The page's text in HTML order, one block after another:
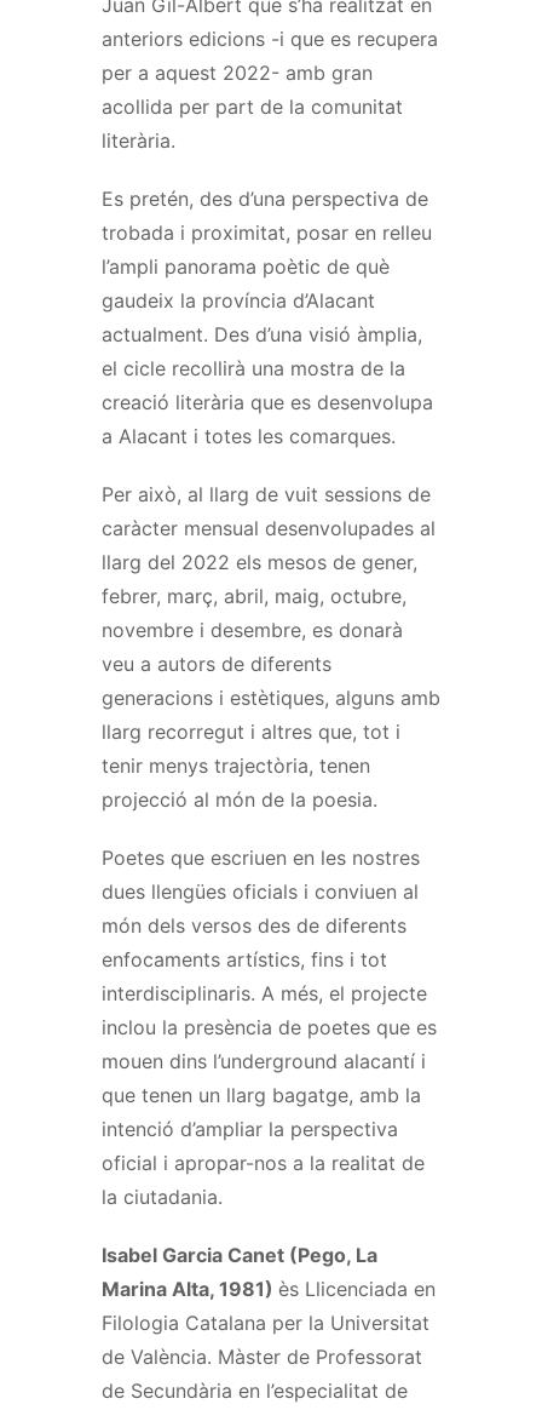
anteriors edicions -i que es recupera
per a aquest 2022- amb gran
acollida per part de la comunitat
literària.
Es pretén, des d’una perspectiva de
trobada i proximitat, posar en relleu
l’ampli panorama poètic de què
gaudeix la província d’Alacant
actualment. Des d’una visió àmplia,
el cicle recollirà una mostra de la
creació literària que es desenvolupa
a Alacant i totes les comarques.
Per això, al llarg de vuit sessions de
caràcter mensual desenvolupades al
llarg del 2022 els mesos de gener,
febrer, març, abril, maig, octubre,
novembre i desembre, es donarà
veu a autors de diferents
generacions i estètiques, alguns amb
llarg recorregut i altres que, tot i
tenir menys trajectòria, tenen
projecció al món de la poesia.
Poetes que escriuen en les nostres
dues llengües oficials i conviuen al
món dels versos des de diferents
enfocaments artístics, fins i tot
interdisciplinaris. A més, el projecte
inclou la presència de poetes que es
mouen dins l’underground alacantí i
que tenen un llarg bagatge, amb la
intenció d’ampliar la perspectiva
oficial i apropar-nos a la realitat de
la ciutadania.
Isabel Garcia Canet (Pego, La
Marina Alta, 1981) ès Llicenciada en
Filologia Catalana per la Universitat
de València. Màster de Professorat
de Secundària en l’especialitat de